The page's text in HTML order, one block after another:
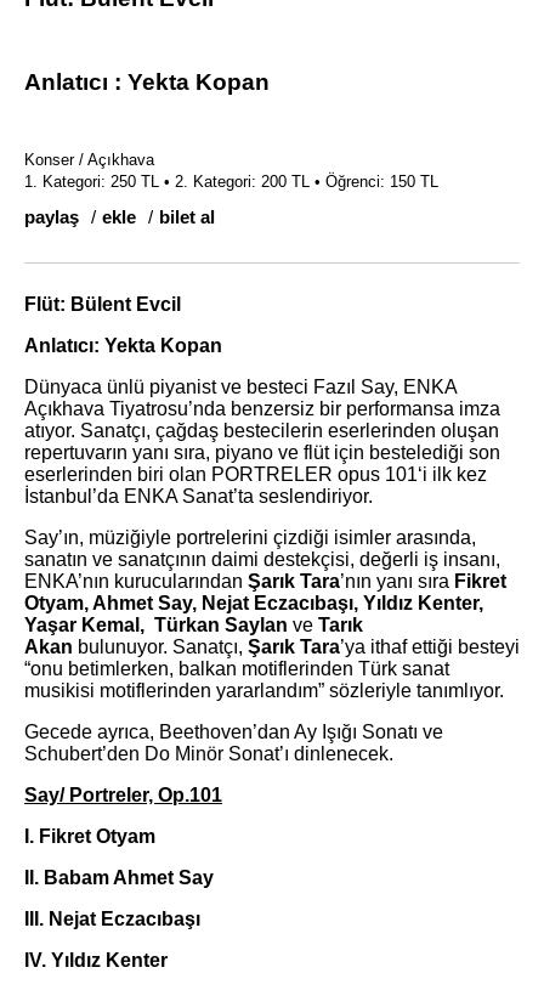
Anlatıcı : Yekta Kopan
Konser / Açıkhava
1. Kategori: 250 TL • 2. Kategori: 200 TL • Öğrenci: 150 TL
paylaş ekle bilet al
Flüt: Bülent Evcil
Anlatıcı: Yekta Kopan
Dünyaca ünlü piyanist ve besteci Fazıl Say, ENKA
Açıkhava Tiyatrosu’nda benzersiz bir performansa imza
atıyor. Sanatçı, çağdaş bestecilerin eserlerinden oluşan
repertuvarın yanı sıra, piyano ve flüt için bestelediği son
eserlerinden biri olan PORTRELER opus 101‘i ilk kez
İstanbul’da ENKA Sanat’ta seslendiriyor.
Say’ın, müziğiyle portrelerini çizdiği isimler arasında,
sanatın ve sanatçının daimi destekçisi, değerli iş insanı,
ENKA’nın kurucularından Şarık Tara’nın yanı sıra Fikret
Otyam, Ahmet Say, Nejat Eczacıbaşı, Yıldız Kenter,
Yaşar Kemal, Türkan Saylan ve Tarık
Akan bulunuyor. Sanatçı, Şarık Tara’ya ithaf ettiği besteyi
“onu betimlerken, balkan motiflerinden Türk sanat
musikisi motiflerinden yararlandım” sözleriyle tanımlıyor.
Gecede ayrıca, Beethoven’dan Ay Işığı Sonatı ve
Schubert’den Do Minör Sonat’ı dinlenecek.
Say/ Portreler, Op.101
I. Fikret Otyam
II. Babam Ahmet Say
III. Nejat Eczacıbaşı
IV. Yıldız Kenter